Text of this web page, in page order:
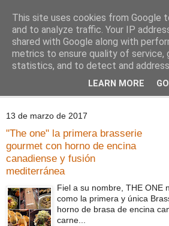
Comoju
La Cocina del Día a Día y el día a día
13 de marzo de 2017
"The one" la primera brasserie
gourmet con horno de encina
canadiense y fusión
mediterránea
Fiel a su nombre, THE ONE
como la primera y única
horno de brasa de encina
carne...
This site uses cookies from Google
and to analyze traffic. Your IP
shared with Google along with
metrics to ensure quality of service,
statistics, and to detect and
LEARN MORE